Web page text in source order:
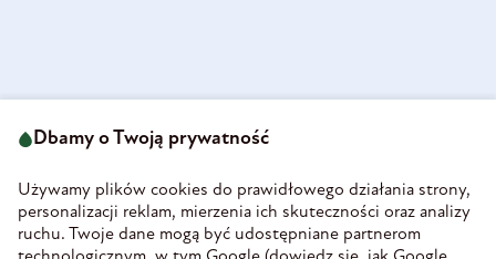
58-160 Świebodzice
REGON 890213034
INFORMACJE
Dbamy o Twoją prywatność
Używamy plików cookies do prawidłowego działania strony,
personalizacji reklam, mierzenia ich skuteczności oraz analizy
ruchu. Twoje dane mogą być udostępniane partnerom